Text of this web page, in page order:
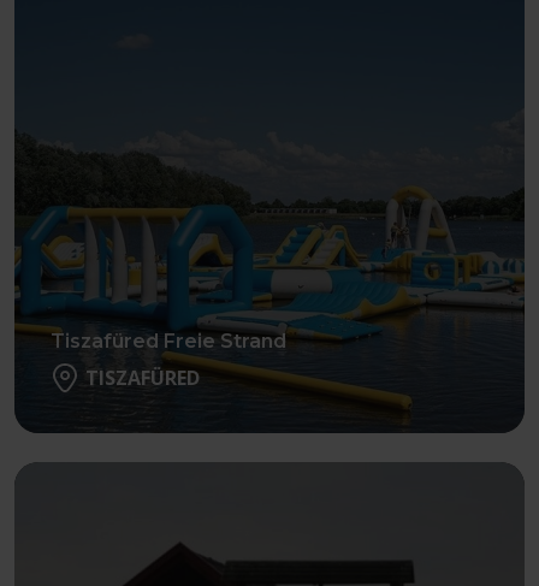
Tiszafüred Freie Strand
TISZAFÜRED